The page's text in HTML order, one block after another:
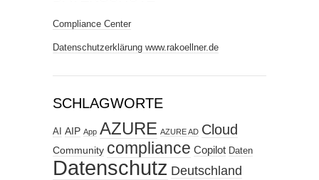
Compliance Center
Datenschutzerklärung www.rakoellner.de
SCHLAGWORTE
AI AIP App AZURE AZURE AD Cloud
Community compliance Copilot Daten
Datenschutz Deutschland